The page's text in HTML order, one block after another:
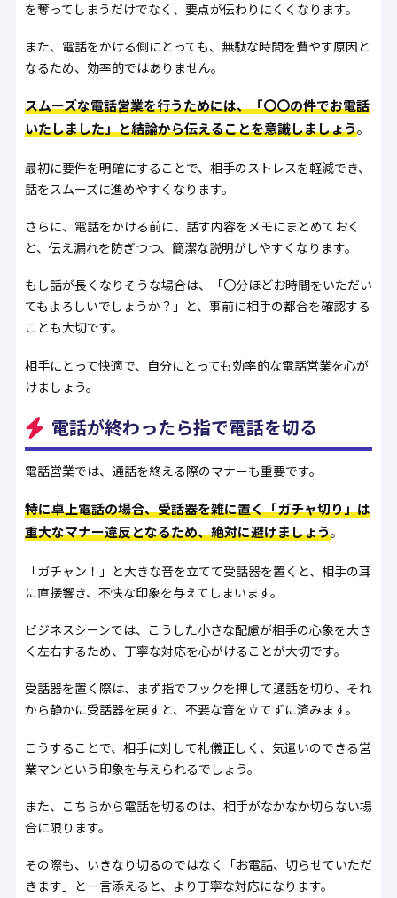
を奪ってしまうだけでなく、要点が伝わりにくくなります。
また、電話をかける側にとっても、無駄な時間を費やす原因と
なるため、効率的ではありません。
スムーズな電話営業を行うためには、「〇〇の件でお電話
いたしました」と結論から伝えることを意識しましょう。
最初に要件を明確にすることで、相手のストレスを軽減でき、
話をスムーズに進めやすくなります。
さらに、電話をかける前に、話す内容をメモにまとめておく
と、伝え漏れを防ぎつつ、簡潔な説明がしやすくなります。
もし話が長くなりそうな場合は、「〇分ほどお時間をいただい
てもよろしいでしょうか？」と、事前に相手の都合を確認する
ことも大切です。
相手にとって快適で、自分にとっても効率的な電話営業を心が
けましょう。
電話が終わったら指で電話を切る
電話営業では、通話を終える際のマナーも重要です。
特に卓上電話の場合、受話器を雑に置く「ガチャ切り」は
重大なマナー違反となるため、絶対に避けましょう。
「ガチャン！」と大きな音を立てて受話器を置くと、相手の耳
に直接響き、不快な印象を与えてしまいます。
ビジネスシーンでは、こうした小さな配慮が相手の心象を大き
く左右するため、丁寧な対応を心がけることが大切です。
受話器を置く際は、まず指でフックを押して通話を切り、それ
から静かに受話器を戻すと、不要な音を立てずに済みます。
こうすることで、相手に対して礼儀正しく、気遣いのできる営
業マンという印象を与えられるでしょう。
また、こちらから電話を切るのは、相手がなかなか切らない場
合に限ります。
その際も、いきなり切るのではなく「お電話、切らせていただ
きます」と一言添えると、より丁寧な対応になります。